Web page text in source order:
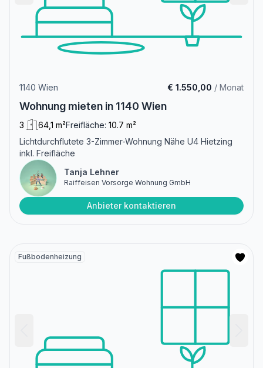
1140 Wien € 1.550,00 / Monat
Wohnung mieten in 1140 Wien
3 64,1 m²Freifläche: 10.7 m²
Lichtdurchflutete 3-Zimmer-Wohnung Nähe U4 Hietzing
inkl. Freifläche
Tanja Lehner
Raiffeisen Vorsorge Wohnung GmbH
Anbieter kontaktieren
Fußbodenheizung